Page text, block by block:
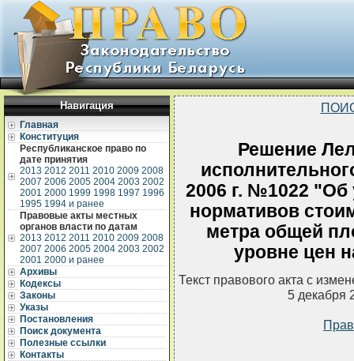
Навигация
Главная
Конституция
Республиканское право по
дате принятия
2013 2012 2011 2010 2009 2008
2007 2006 2005 2004 2003 2002
2001 2000 1999 1998 1997 1996
1995 1994 и ранее
Правовые акты местных
органов власти по датам
2013 2012 2011 2010 2009 2008
2007 2006 2005 2004 2003 2002
2001 2000 и ранее
Архивы
Кодексы
Законы
Указы
Постановления
Поиск документа
Полезные ссылки
Контакты
Решение
2006 г. №1022
нормативов
метра общей
уровне цен
Текст правового акта с
5 декабря